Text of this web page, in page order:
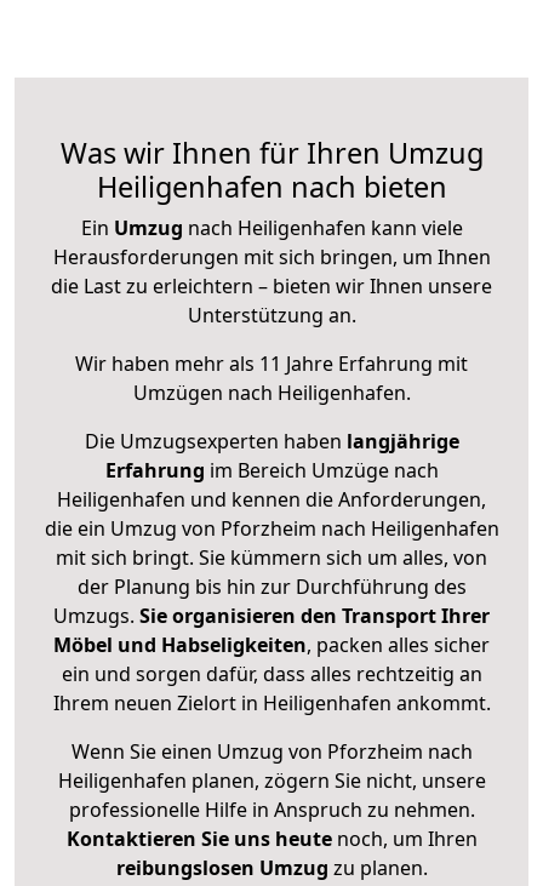
Was wir Ihnen für Ihren Umzug
Heiligenhafen nach bieten
Ein Umzug nach Heiligenhafen kann viele
Herausforderungen mit sich bringen, um Ihnen
die Last zu erleichtern – bieten wir Ihnen unsere
Unterstützung an.
Wir haben mehr als 11 Jahre Erfahrung mit
Umzügen nach Heiligenhafen.
Die Umzugsexperten haben langjährige
Erfahrung im Bereich Umzüge nach
Heiligenhafen und kennen die Anforderungen,
die ein Umzug von Pforzheim nach Heiligenhafen
mit sich bringt. Sie kümmern sich um alles, von
der Planung bis hin zur Durchführung des
Umzugs. Sie organisieren den Transport Ihrer
Möbel und Habseligkeiten, packen alles sicher
ein und sorgen dafür, dass alles rechtzeitig an
Ihrem neuen Zielort in Heiligenhafen ankommt.
Wenn Sie einen Umzug von Pforzheim nach
Heiligenhafen planen, zögern Sie nicht, unsere
professionelle Hilfe in Anspruch zu nehmen.
Kontaktieren Sie uns heutenoch, um Ihren
reibungslosen Umzug zu planen.